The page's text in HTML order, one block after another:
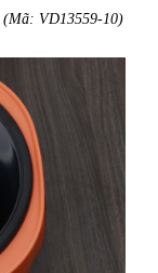
(Mã: VD13559-10)